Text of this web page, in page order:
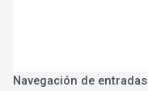
Navegación de entradas